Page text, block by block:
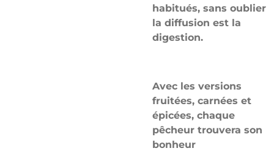
habitués, sans oublier
la diffusion est la
digestion.
Avec les versions
fruitées, carnées et
épicées, chaque
pêcheur trouvera son
bonheur